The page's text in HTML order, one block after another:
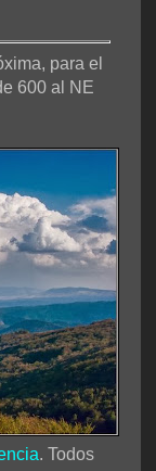
para el
600 al NE
. Todos